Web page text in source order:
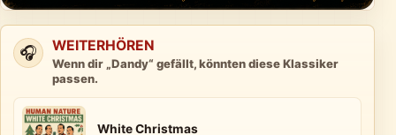
🎧 WEITERHÖREN
Wenn dir „Dandy“ gefällt, könnten diese Klassiker
passen.
White Christmas